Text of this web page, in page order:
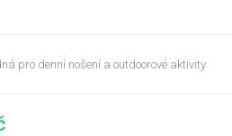
pro denní nošení a outdoorové aktivity